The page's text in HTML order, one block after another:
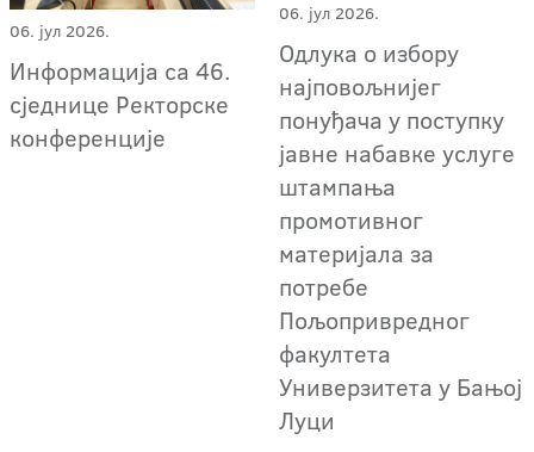
06. јул 2026.
Информација са 46.
сједнице Ректорске
конференције
06. јул 2026.
Oдлука о избору
најповољнијег
понуђача у поступку
јавне набавке услуге
штампања
промотивног
материјала за
потребе
Пољопривредног
факултета
Универзитета у Бањој
Луци